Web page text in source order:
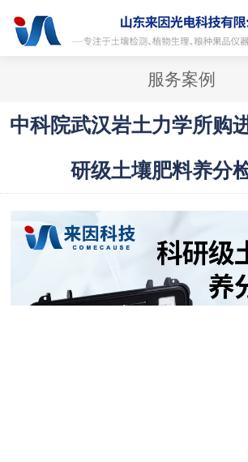
服务案例
中科院武汉岩土力学所购
研级土壤肥料养分